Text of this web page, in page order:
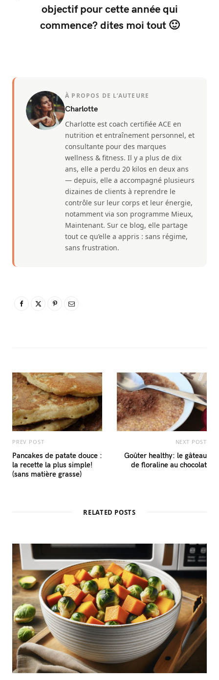
objectif pour cette année qui
commence? dites moi tout 🙂
À PROPOS DE L’AUTEURE
Charlotte
Charlotte est coach certifiée ACE en
nutrition et entraînement personnel, et
consultante pour des marques
wellness & fitness. Il y a plus de dix
ans, elle a perdu 20 kilos en deux ans
— depuis, elle a accompagné plusieurs
dizaines de clients à reprendre le
contrôle sur leur corps et leur énergie,
notamment via son programme Mieux,
Maintenant. Sur ce blog, elle partage
tout ce qu’elle a appris : sans régime,
sans frustration.
PREV POST
Pancakes de patate douce :
la recette la plus simple!
(sans matière grasse)
NEXT POST
Goûter healthy: le gâteau
de floraline au chocolat
RELATED POSTS